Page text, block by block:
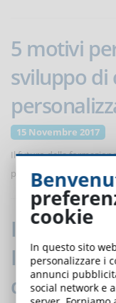
5 motivi
sviluppo di
15 Novembre 2017
Il futuro della
per rispondere a
Industria
Industria
del
cookie
In questo sito
personalizzare i
annunci
social network e